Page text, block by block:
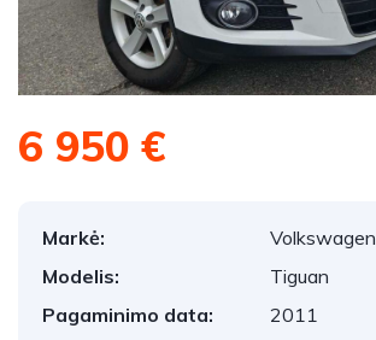
6 950 €
Markė:
Volkswagen
Modelis:
Tiguan
Pagaminimo data:
2011